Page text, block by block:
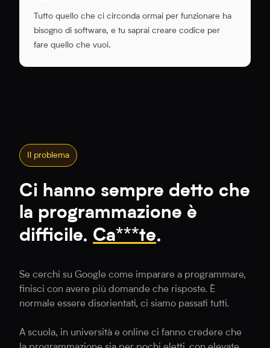
Tutto quello che ci circonda ormai per funzionare ha
bisogno di software, e tu saprai creare codice per
fare quello che vuoi.
Il problema
Ci hanno sempre detto che
la programmazione è
difficile. Ca***te.
Se cerchi su Google come imparare a programmare,
finisci con avere più domande che risposte. È
normale essere disorientati, ci siamo passati tutti.
A scuola, in università e online ci fanno credere che